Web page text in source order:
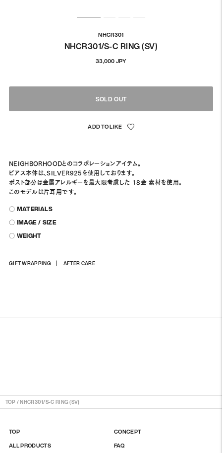
NHCR301
NHCR301/S-C RING (SV)
33,000 JPY通
格
SOLD OUT
NEIGHBORHOODとのコラボレーションアイテム。
ピアス本体は、SILVER925を使用しております。
ポスト部分は金属アレルギーを最大限考慮した 18金 素材を使用。
このモデルは片耳用です。
〇 MATERIALS
〇 IMAGE / SIZE
〇 WEIGHT
GIFT WRAPPING AFTER CARE
商
TOP /NHCR301/S-C RING (SV)
TOP
ALL PRODUCTS
CONCEPT
FAQ